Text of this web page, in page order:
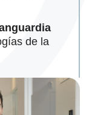
de la